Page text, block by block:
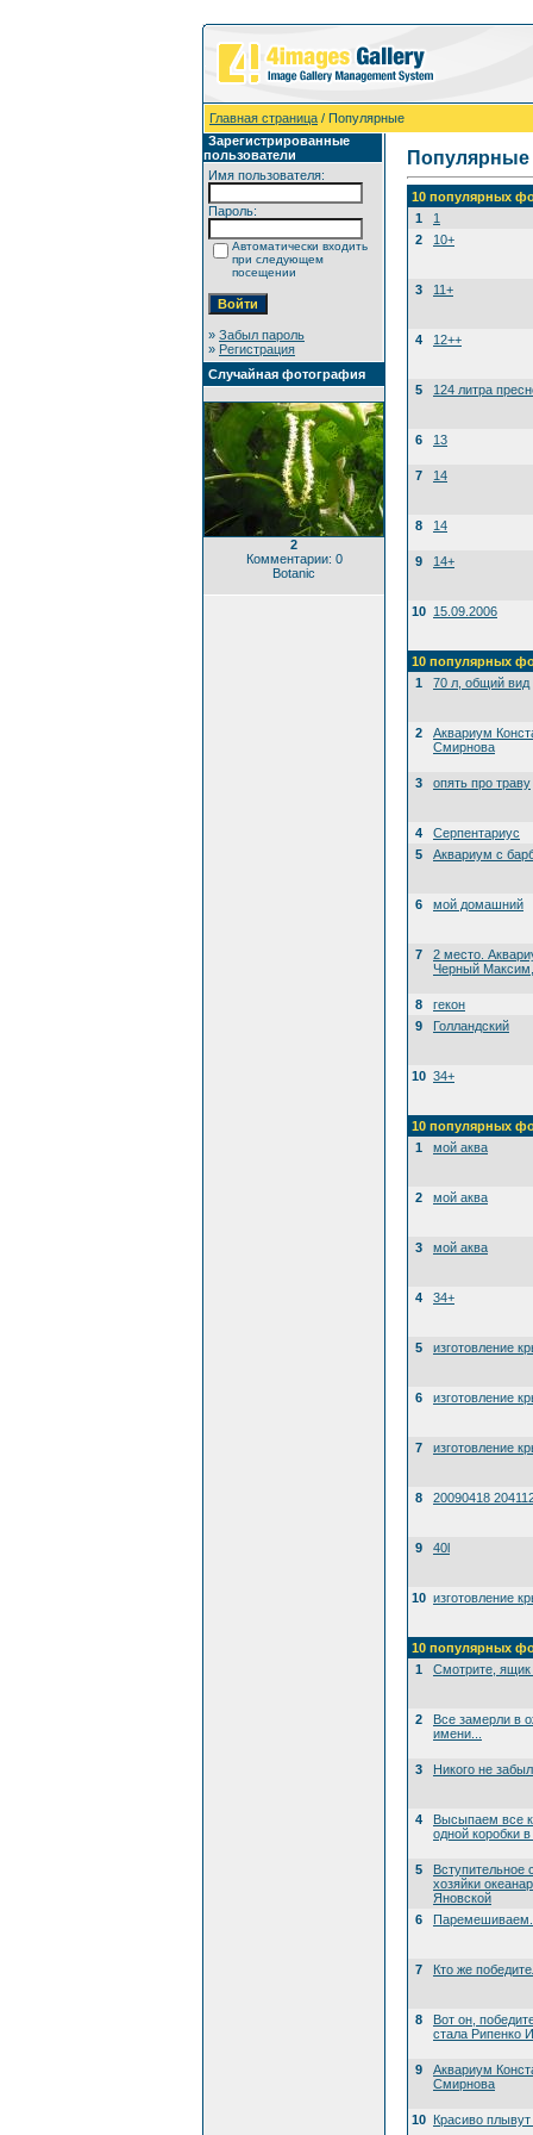
Главная страница / Популярные
Зарегистрированные
пользователи
Имя пользователя:
Пароль:
Автоматически входить
при следующем
посещении
» Забыл пароль
» Регистрация
Случайная фотография
2
Комментарии: 0
Botanic
Популярные
10 популярных
1
1
2
10+
3 11+
4 12++
5 124 литра
6 13
7 14
8 14
9 14+
10 15.09.2006
10 популярных
1
70 л, общий вид
2
Аквариум
Смирнова
3 опять про траву
4
Серпентариус
5
Аквариум с
6 мой домашний
7
2 место.
Черный Максим,
8
гекон
9
Голландский
10 34+
10 популярных
1
мой аква
2 мой аква
3 мой аква
4 34+
5 изготовление
6 изготовление
7 изготовление
8 20090418
9 40l
10 изготовление
10 популярных
1
Смотрите, ящик
2
Все замерли в
имени...
3 Никого не
4
Высыпаем все
одной коробки
5
Вступительное
хозяйки
Яновской
6
7 Кто же
8
Вот он,
стала Рипенко
9
Аквариум
Смирнова
10 Красиво плывут